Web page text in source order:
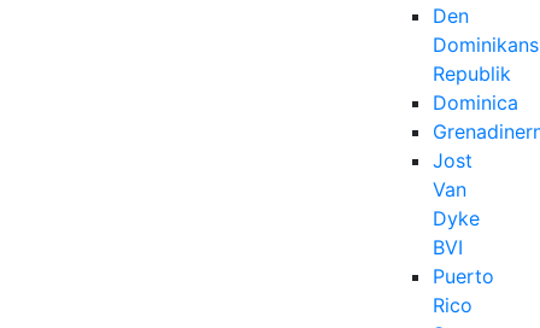
Den
Republik
Dominica
Jost
Van
Dyke
BVI
Puerto
Rico